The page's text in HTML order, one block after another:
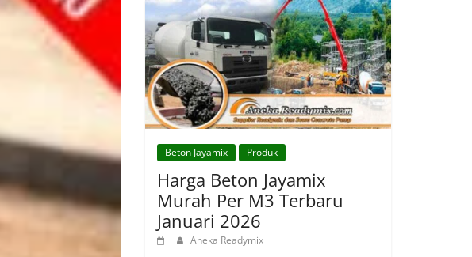
Beton Jayamix Produk
Harga Beton Jayamix
Murah Per M3 Terbaru
Januari 2026
Aneka Readymix